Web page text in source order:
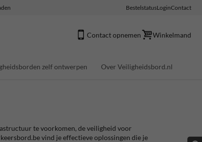
BestelstatusLoginContact
Contact opnemen Winkelmand
zelf ontwerpen Over Veiligheidsbord.nl
te voorkomen, de veiligheid voor
vind je effectieve oplossingen die je